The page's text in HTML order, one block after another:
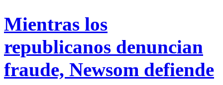
Mientras los
republicanos denuncian
fraude, Newsom defiende